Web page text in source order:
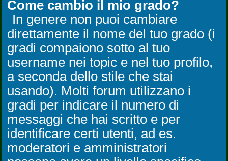
Come cambio il mio grado?
In genere non puoi cambiare
direttamente il nome del tuo grado (i
gradi compaiono sotto al tuo
username nei topic e nel tuo profilo,
a seconda dello stile che stai
usando). Molti forum utilizzano i
gradi per indicare il numero di
messaggi che hai scritto e per
identificare certi utenti, ad es.
moderatori e amministratori